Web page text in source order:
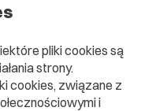
pliki cookies są
strony.
cookies, związane z
i